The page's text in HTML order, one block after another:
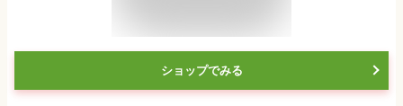
ショップでみる